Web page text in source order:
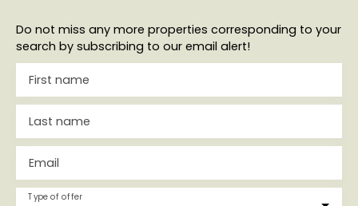
Do not miss any more properties corresponding to your
search by subscribing to our email alert!
First name
Last name
Email
Type of offer